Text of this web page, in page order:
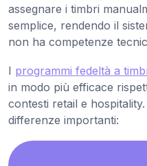
assegnare i timbri
semplice, rendendo il
non ha competenze
I programmi fedeltà a
in modo più efficace
contesti retail e
differenze importanti: